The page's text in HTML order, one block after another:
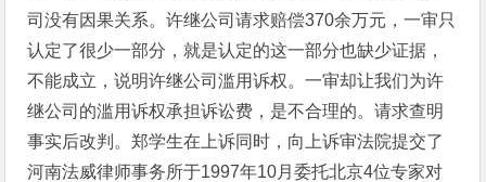
司没有因果关系。许继公司请求赔偿370余万元，一审只
认定了很少一部分，就是认定的这一部分也缺少证据，
不能成立，说明许继公司滥用诉权。一审却让我们为许
继公司的滥用诉权承担诉讼费，是不合理的。请求查明
事实后改判。郑学生在上诉同时，向上诉审法院提交了
河南法威律师事务所于1997年10月委托北京4位专家对